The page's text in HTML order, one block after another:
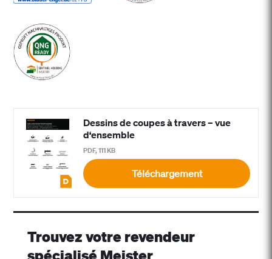
Dessins de coupes à travers – vue
d‘ensemble
PDF, 111 KB
Téléchargement
Trouvez votre revendeur
spécialisé Meister